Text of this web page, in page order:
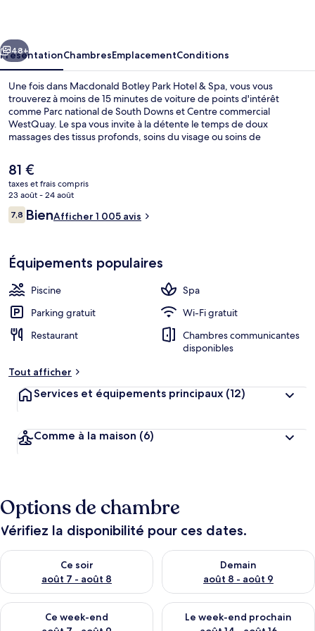
&
Spa
Suivant
48+
PrésentationChambresEmplacementConditions
Une fois dans Macdonald Botley Park Hotel & Spa, vous vous
trouverez à moins de 15 minutes de voiture de points d'intérêt
comme Parc national de South Downs et Centre commercial
WestQuay. Le spa vous invite à la détente le temps de doux
massages des tissus profonds, soins du visage ou soins de
Cuisine anglaise vous sont servies à l'établissement The Winchester
Restaurant, qui est ouvert à l'heure du petit déjeuner et du dîner.
Parmi les autres petits avantages de cet hébergement figurent une
piscine couverte, un bar / salon et une salle de fitness. Les autres
voyageurs ne disent que du bien en ce qui concerne le personnel
attentionné.
Le
prix
actuel
est
de
81 €
taxes et frais compris
23 août - 24 août
Avis
voyageurs
7,87,8 sur 10
BienAfficher 1 005 avis
Équipements populaires
Piscine
Spa
Parking gratuit
Wi-Fi gratuit
Restaurant
Chambres communicantes
disponibles
Tout afficher
Services et équipements principaux (12)
Comme à la maison (6)
Options de chambre
Vérifiez la disponibilité pour ces dates.
Ce soir
août 7 - août 8
Vérifier la disponibilité pour ce soir août 7 - août 8
Demain
août 8 - août 9
Vérifier la disponibilité pour
Ce week-end
Vérifier la disponibilité pour ce week-end août 7 - août 9
Le week-end prochain
Vérifier la disponibilité pour